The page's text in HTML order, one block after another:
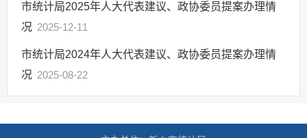
市统计局2025年人大代表建议、政协委员提案办理情
况 2025-12-11
市统计局2024年人大代表建议、政协委员提案办理情
况 2025-08-22